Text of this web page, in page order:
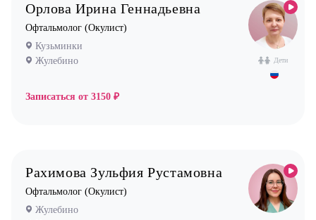
Пульмонолог
Стоматолог ортодонт
Стоматолог хирург
Уролог
Физиотерапевт
Дети
Орлова Ирина Геннадьевна
Офтальмолог (Окулист)
Кузьминки
Жулебино
Записаться от 3150 ₽
Рахимова Зульфия Рустамовна
Офтальмолог (Окулист)
Жулебино